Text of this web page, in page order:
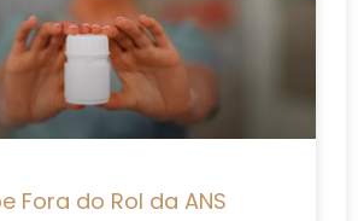
Fora do Rol da ANS